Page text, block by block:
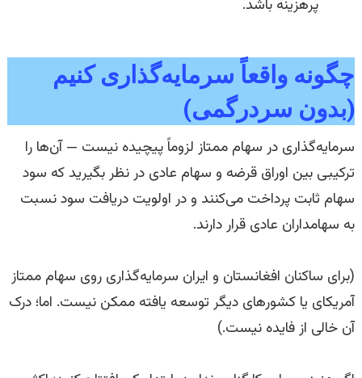
پرهزینه باشد.
چگونه واقعاً سرمایه‌گذاری کنیم
(بدون سردرگمی)
سرمایه‌گذاری در سهام ممتاز لزوماً پیچیده نیست — آن‌ها را
ترکیبی بین اوراق قرضه و سهام عادی در نظر بگیرید که سود
سهام ثابت پرداخت می‌کنند و در اولویت دریافت سود نسبت
به سهامداران عادی قرار دارند.
(برای ساکنان افغانستان و ایران سرمایه‌گذاری روی سهام ممتاز
آمریکای یا کشورهای دیگر توسعه یافته ممکن نیست. اما؛ درک
آن خالی از فایده نیست.)